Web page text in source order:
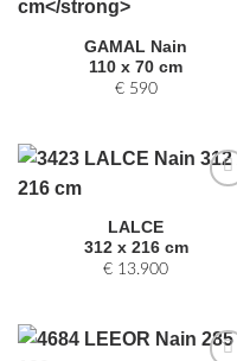
GAMAL Nain
110 x 70 cm
€590
LALCE
312 x 216 cm
€ 13.900